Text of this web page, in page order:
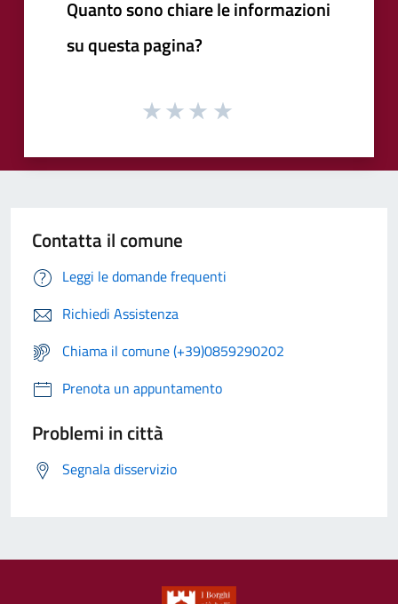
Quanto sono chiare le informazioni
su questa pagina?
Contatta il comune
Leggi le domande frequenti
Richiedi Assistenza
Chiama il comune (+39)0859290202
Prenota un appuntamento
Problemi in città
Segnala disservizio